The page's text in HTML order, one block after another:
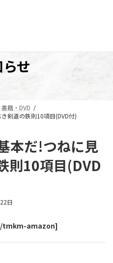
せ
書籍・DVD
剣道の鉄則10項目(DVD付)
本だ!つねに見
則10項目(DVD
日
tmkm-amazon]